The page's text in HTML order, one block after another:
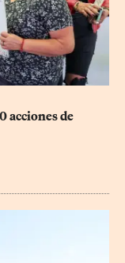
acciones de